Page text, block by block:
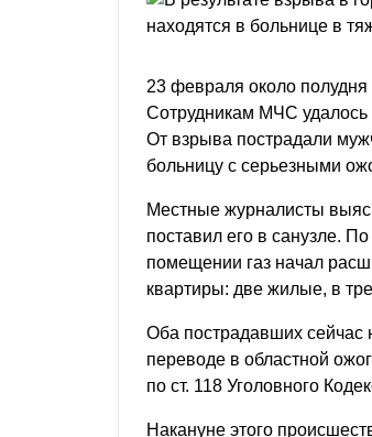
23 февраля около
Сотрудникам МЧС удалось
От взрыва пострадали
больницу с серьезными
Местные журналисты
поставил его в санузле.
помещении газ начал
квартиры: две жилые, в
Оба пострадавших сейчас
переводе в областной
по ст. 118 Уголовного
Накануне этого